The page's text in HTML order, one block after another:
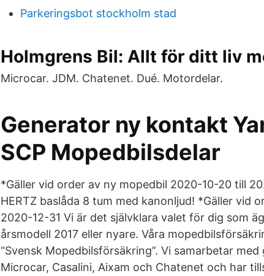
Parkeringsbot stockholm stad
Holmgrens Bil: Allt för ditt liv
Microcar. JDM. Chatenet. Dué. Motordelar.
Generator ny kontakt
SCP Mopedbilsdelar
*Gäller vid order av ny mopedbil 2020-10-20 till
HERTZ baslåda 8 tum med kanonljud! *Gäller vid
2020-12-31 Vi är det självklara valet för dig som
årsmodell 2017 eller nyare. Våra
“Svensk Mopedbilsförsäkring”. Vi samarbetar
Microcar, Casalini, Aixam och Chatenet och har